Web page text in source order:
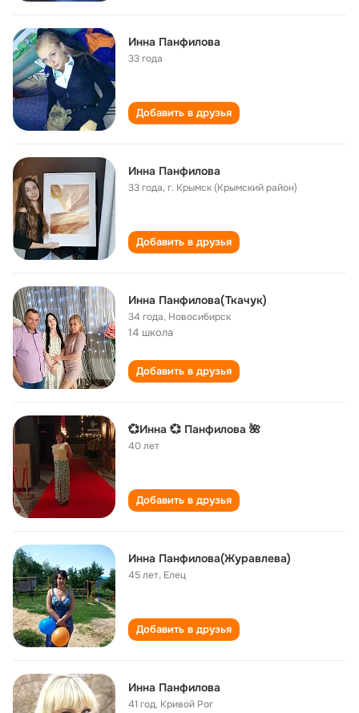
Инна Панфилова
33 года
Добавить в друзья
Инна Панфилова
33 года,г. Крымск (Крымский район)
Добавить в друзья
Инна Панфилова(Ткачук)
34 года, Новосибирск
14 школа
Добавить в друзья
💞Инна 💞 Панфилова 🌺
40 лет
Добавить в друзья
Инна Панфилова(Журавлева)
45 лет, Елец
Добавить в друзья
Инна Панфилова
41 год, Кривой Рог